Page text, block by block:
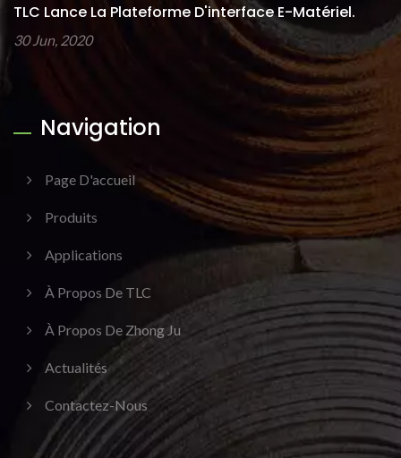
TLC Lance La Plateforme D'interface E-Matériel.
30 Jun, 2020
Navigation
Page D'accueil
Produits
Applications
À Propos De TLC
À Propos De Zhong Ju
Actualités
Contactez-Nous